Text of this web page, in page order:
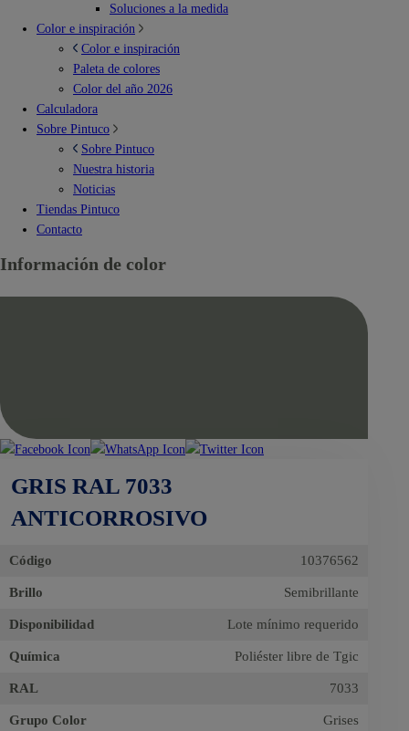
Soluciones a la medida
Color e inspiración
Color e inspiración
Paleta de colores
Color del año 2026
Calculadora
Sobre Pintuco
Sobre Pintuco
Nuestra historia
Noticias
Tiendas Pintuco
Contacto
Información de color
GRIS RAL 7033
ANTICORROSIVO
Código 10376562
Brillo Semibrillante
Disponibilidad Lote mínimo requerido
Química Poliéster libre de Tgic
RAL 7033
Grupo Color Grises